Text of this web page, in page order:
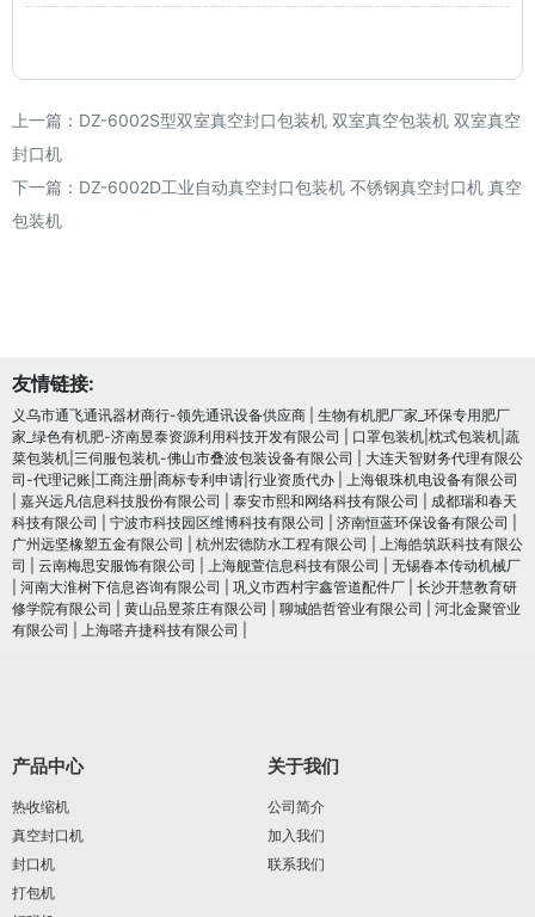
上一篇： DZ-6002S型双室真空封口包装机 双室真空包装机 双室真空
封口机
下一篇： DZ-6002D工业自动真空封口包装机 不锈钢真空封口机 真空
包装机
友情链接:
义乌市通飞通讯器材商行-领先通讯设备供应商
生物有机肥厂家_环保专用肥厂
家_绿色有机肥-济南昱泰资源利用科技开发有限公司
口罩包装机|枕式包装机|蔬
菜包装机|三伺服包装机-佛山市叠波包装设备有限公司
大连天智财务代理有限公
司-代理记账|工商注册|商标专利申请|行业资质代办
上海银珠机电设备有限公司
嘉兴远凡信息科技股份有限公司 泰安市熙和网络科技有限公司
成都瑞和春天
科技有限公司
宁波市科技园区维博科技有限公司 济南恒蓝环保设备有限公司
广州远坚橡塑五金有限公司
杭州宏德防水工程有限公司
上海皓筑跃科技有限公
司
云南梅思安服饰有限公司 上海舰萱信息科技有限公司
无锡春本传动机械厂
河南大淮树下信息咨询有限公司 巩义市西村宇鑫管道配件厂
长沙开慧教育研
修学院有限公司
黄山品昱茶庄有限公司 聊城皓哲管业有限公司
河北金聚管业
有限公司
上海嗒卉捷科技有限公司
产品中心
热收缩机
真空封口机
封口机
打包机
关于我们
公司简介
加入我们
联系我们